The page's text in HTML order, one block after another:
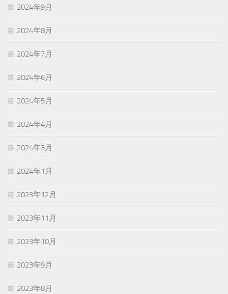
2024年9月
2024年8月
2024年7月
2024年6月
2024年5月
2024年4月
2024年3月
2024年1月
2023年12月
2023年11月
2023年10月
2023年9月
2023年8月